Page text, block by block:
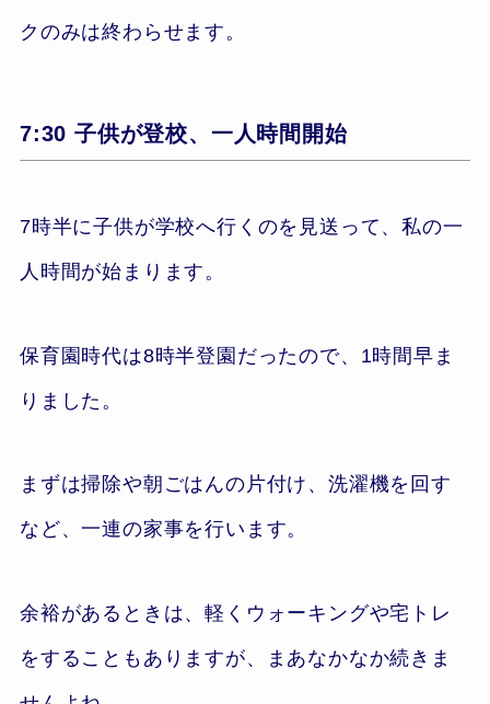
クのみは終わらせます。
7:30 子供が登校、一人時間開始
7時半に子供が学校へ行くのを見送って、私の一
人時間が始まります。
保育園時代は8時半登園だったので、1時間早ま
りました。
まずは掃除や朝ごはんの片付け、洗濯機を回す
など、一連の家事を行います。
余裕があるときは、軽くウォーキングや宅トレ
をすることもありますが、まあなかなか続きま